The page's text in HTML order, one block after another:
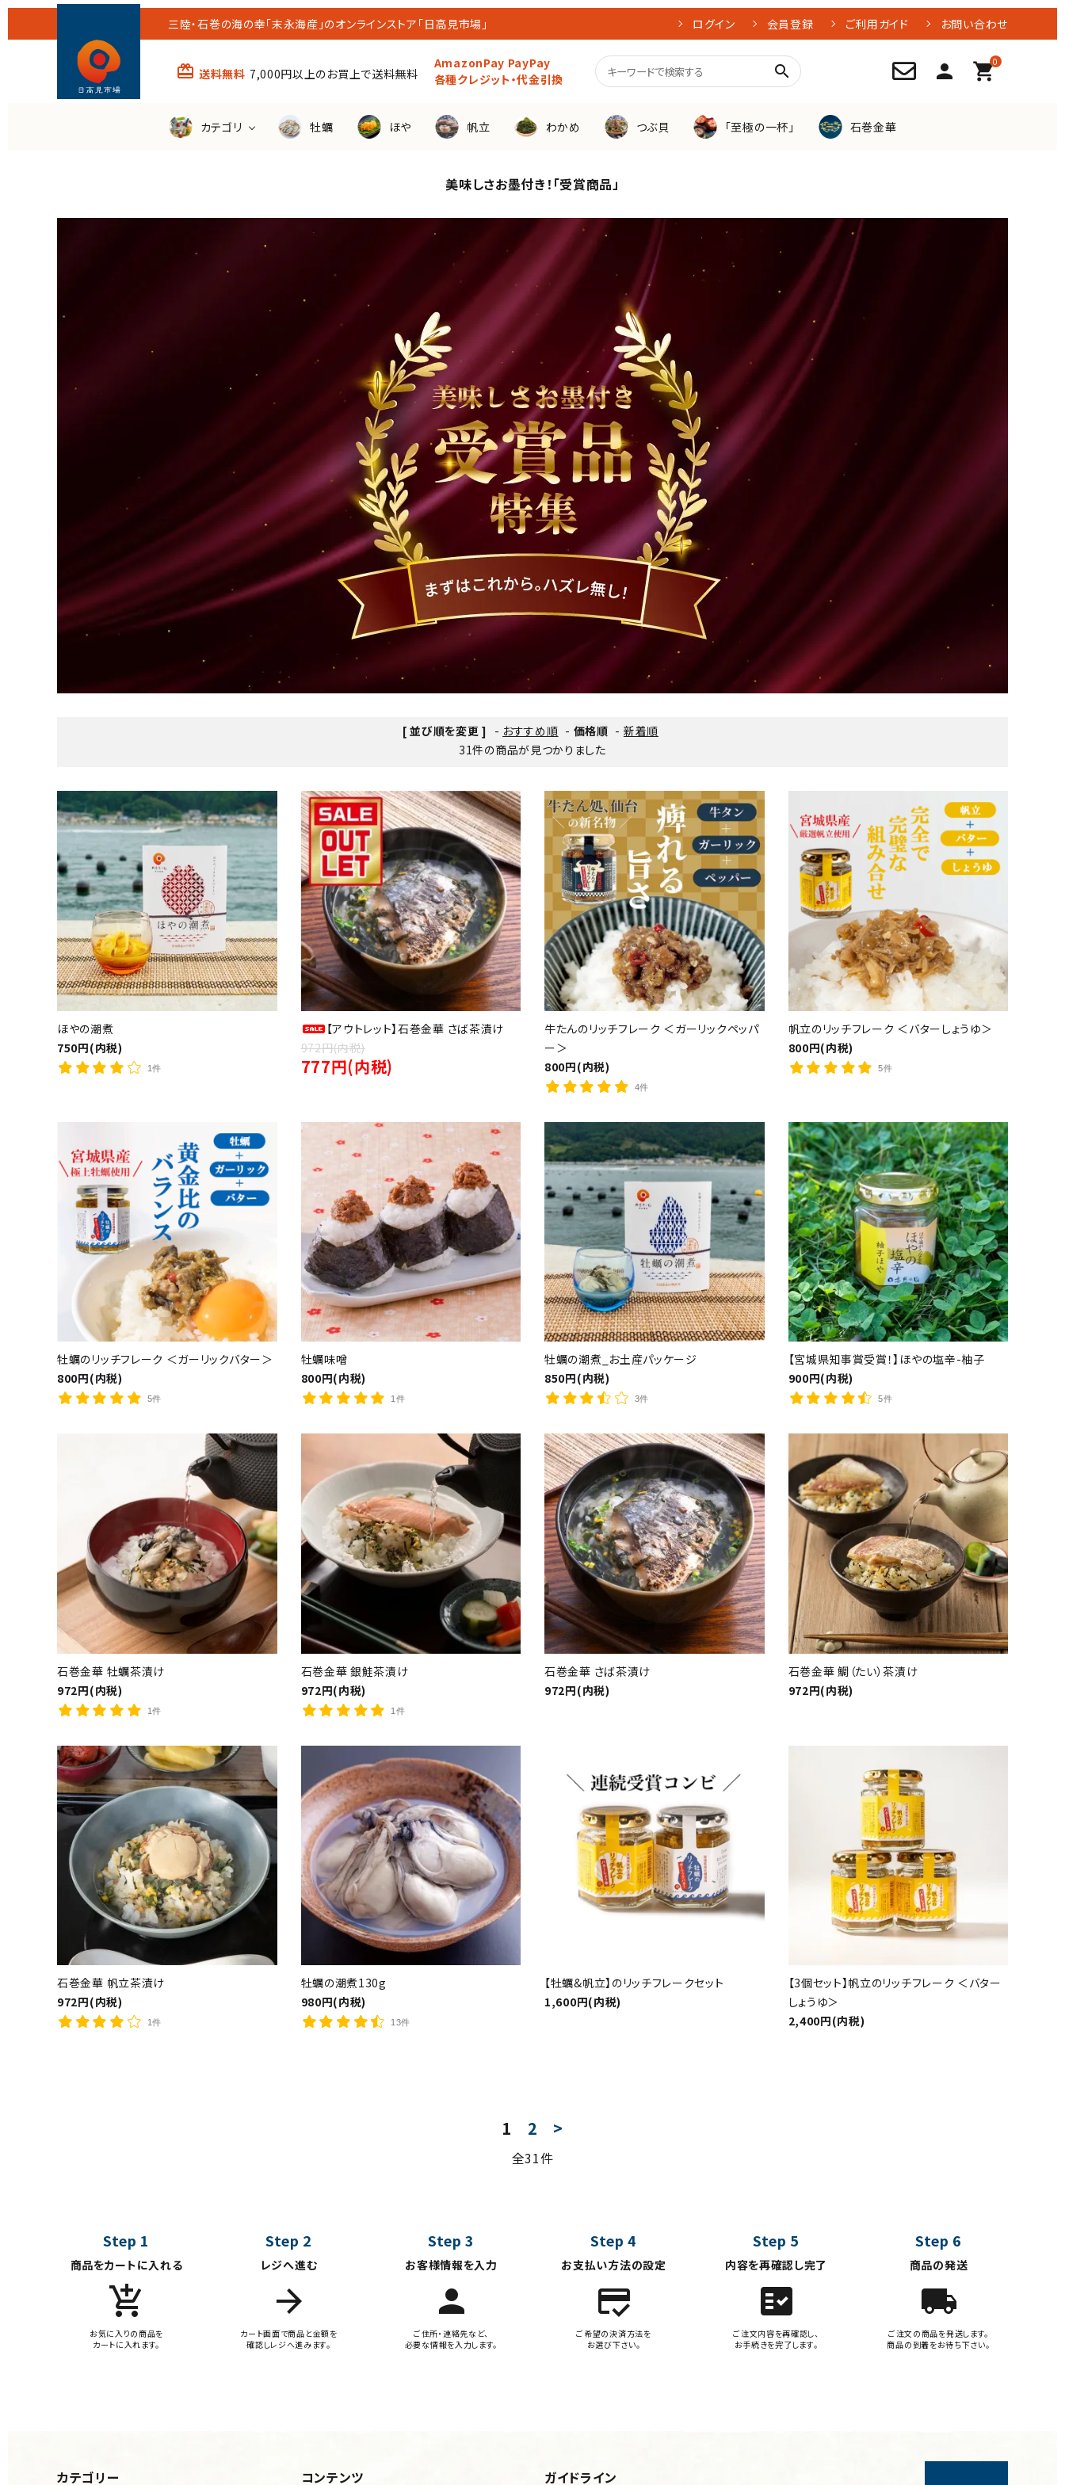
三陸・石巻の海の幸「末永海産」のオンラインストア「日高見市場」 ログイン 会員登録 ご利用ガイド お問い合わせ
card_giftcard 送料無料 7,000円以上のお買上で送料無料
AmazonPay PayPay
各種クレジット・代金引換
search person 0
shopping_cart
カテゴリ
産直生
つぶ貝
リッチフレーク お刺身
燻り 牡蠣味噌 贈答品
石巻金華
（茶漬け、釜めし、カレー）
おかず
常温品 冷蔵品
牡蠣 ほや 帆立 わかめ つぶ貝 「至極の一杯」 石巻金華
美味しさお墨付き！「受賞商品」
[ 並び順を変更 ] - おすすめ順 - 価格順 - 新着順
31件の商品が見つかりました
ほやの潮煮
750円(内税)
1件
【アウトレット】石巻金華 さば茶漬け
972円(内税)
777円(内税)
牛たんのリッチフレーク ＜ガーリックペッパ
ー＞
800円(内税)
4件
帆立のリッチフレーク ＜バターしょうゆ＞
800円(内税)
5件
牡蠣のリッチフレーク ＜ガーリックバター＞
800円(内税)
5件
牡蠣味噌
800円(内税)
1件
牡蠣の潮煮_お土産パッケージ
850円(内税)
3件
【宮城県知事賞受賞！】ほやの塩辛-柚子
900円(内税)
5件
石巻金華 牡蠣茶漬け
972円(内税)
1件
石巻金華 銀鮭茶漬け
972円(内税)
1件
石巻金華 さば茶漬け
972円(内税)
石巻金華 鯛（たい）茶漬け
972円(内税)
石巻金華 帆立茶漬け
972円(内税)
1件
牡蠣の潮煮130g
980円(内税)
13件
【牡蠣&帆立】のリッチフレークセット
1,600円(内税)
【3個セット】帆立のリッチフレーク ＜バター
しょうゆ＞
2,400円(内税)
1 2 >
全31件
キーワード
検索する
close
Step 1
商品をカートに入れる
add_shopping_cart
お気に入りの商品を
カートに入れます。
Step 2
レジへ進む
arrow_forward
カート画面で商品と金額を
確認しレジへ進みます。
Step 3
お客様情報を入力
person
ご住所・連絡先など、
必要な情報を入力します。
Step 4
お支払い方法の設定
credit_score
ご希望の決済方法を
お選び下さい。
Step 5
内容を再確認し完了
fact_check
ご注文内容を再確認し、
お手続きを完了します。
Step 6
商品の発送
local_shipping
ご注文の商品を発送します。
商品の到着をお待ち下さい。
カテゴリー コンテンツ ガイドライン